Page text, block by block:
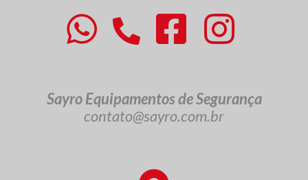
Sayro Equipamentos de Segurança
contato@sayro.com.br